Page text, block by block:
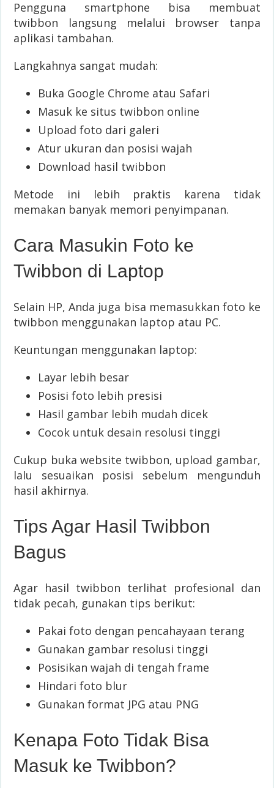
Pengguna smartphone bisa membuat
twibbon langsung melalui browser tanpa
aplikasi tambahan.
Langkahnya sangat mudah:
Buka Google Chrome atau Safari
Masuk ke situs twibbon online
Upload foto dari galeri
Atur ukuran dan posisi wajah
Download hasil twibbon
Metode ini lebih praktis karena tidak
memakan banyak memori penyimpanan.
Cara Masukin Foto ke
Twibbon di Laptop
Selain HP, Anda juga bisa memasukkan foto ke
twibbon menggunakan laptop atau PC.
Keuntungan menggunakan laptop:
Layar lebih besar
Posisi foto lebih presisi
Hasil gambar lebih mudah dicek
Cocok untuk desain resolusi tinggi
Cukup buka website twibbon, upload gambar,
lalu sesuaikan posisi sebelum mengunduh
hasil akhirnya.
Tips Agar Hasil Twibbon
Bagus
Agar hasil twibbon terlihat profesional dan
tidak pecah, gunakan tips berikut:
Pakai foto dengan pencahayaan terang
Gunakan gambar resolusi tinggi
Posisikan wajah di tengah frame
Hindari foto blur
Gunakan format JPG atau PNG
Kenapa Foto Tidak Bisa
Masuk ke Twibbon?